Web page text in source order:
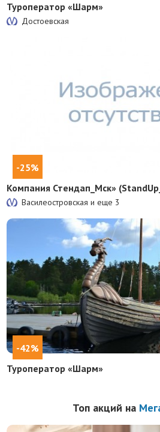
Туроператор «Шарм»
Достоевская
-25%
Компания Стендап_Мск»
Василеостровская и еще 3
-42%
Туроператор «Шарм»
Топ акций на